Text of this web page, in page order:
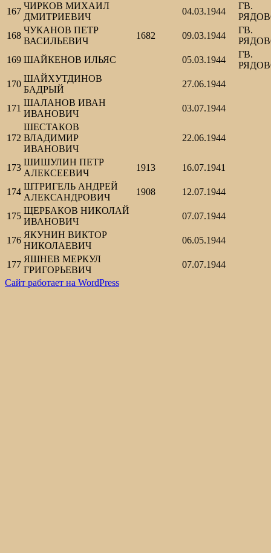
167
ЧИРКОВ МИХАИЛ
ДМИТРИЕВИЧ
04.03.1944
ГВ.
168
ЧУКАНОВ ПЕТР
ВАСИЛЬЕВИЧ
1682 09.03.1944
ГВ.
169 ШАЙКЕНОВ ИЛЬЯС 05.03.1944
ГВ.
170
ШАЙХУТДИНОВ
БАДРЫЙ
27.06.1944
171
ШАЛАНОВ ИВАН
ИВАНОВИЧ
03.07.1944
172
ШЕСТАКОВ
ВЛАДИМИР
ИВАНОВИЧ
22.06.1944
173
ШИШУЛИН ПЕТР
АЛЕКСЕЕВИЧ
1913 16.07.1941
174
ШТРИГЕЛЬ АНДРЕЙ
АЛЕКСАНДРОВИЧ
1908 12.07.1944
175
ЩЕРБАКОВ НИКОЛАЙ
ИВАНОВИЧ
07.07.1944
176
ЯКУНИН ВИКТОР
НИКОЛАЕВИЧ
06.05.1944
177
ЯШНЕВ МЕРКУЛ
ГРИГОРЬЕВИЧ
07.07.1944
Сайт работает на WordPress